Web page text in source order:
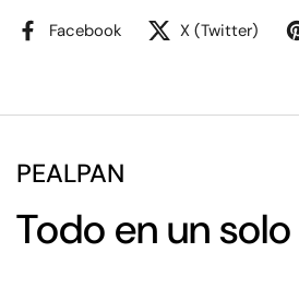
Facebook X (Twitter)
PEALPAN
Todo en un